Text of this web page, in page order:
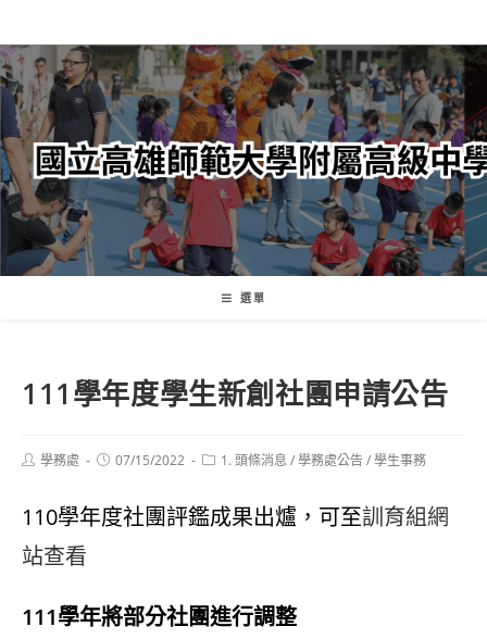
轉
至
主
內
容
選單
111學年度學生新創社團申請公告
Post學務處
Post07/15/2022
Post1. 頭條消息 /學務處公告/學生事務
110學年度社團評鑑成果出爐，可至訓育組網
站查看
111學年將部分社團進行調整